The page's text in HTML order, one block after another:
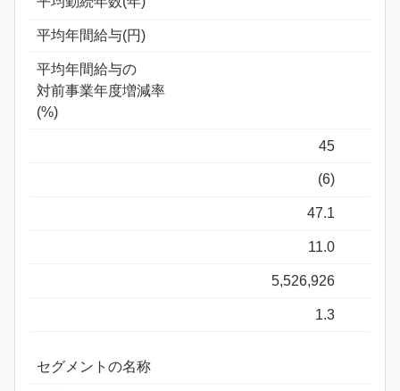
平均年間給与(円)
平均年間給与の
対前事業年度増減率
(%)
45
(6)
47.1
11.0
5,526,926
1.3
セグメントの名称